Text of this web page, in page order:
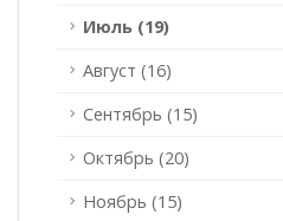
Июль (19)
Август (16)
Сентябрь (15)
Октябрь (20)
Ноябрь (15)